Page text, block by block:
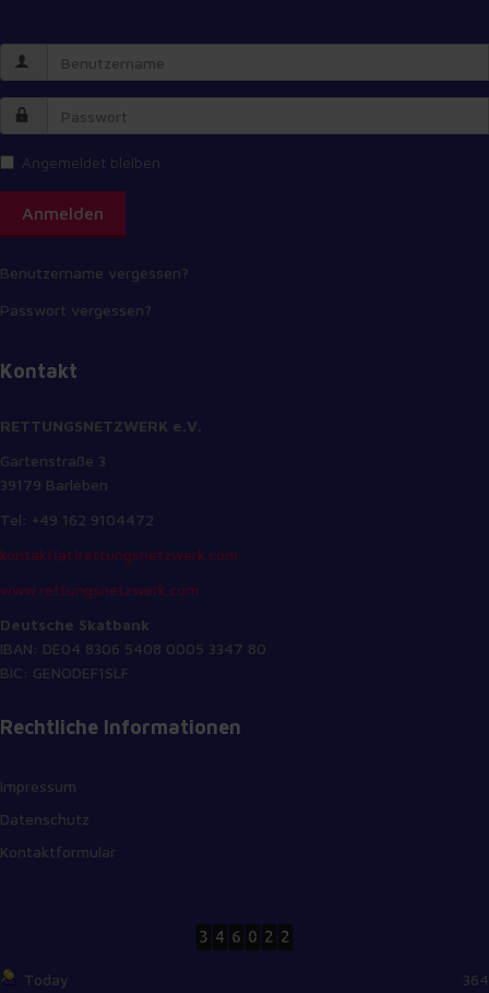
Angemeldet bleiben
Anmelden
Benutzername vergessen?
Passwort vergessen?
Kontakt
RETTUNGSNETZWERK e.V.
Gartenstraße 3
39179 Barleben
Tel: +49 162 9104472
kontakt(at)rettungsnetzwerk.com
www.rettungsnetzwerk.com
Deutsche Skatbank
IBAN: DE04 8306 5408 0005 3347 80
BIC: GENODEF1SLF
Rechtliche Informationen
Impressum
Datenschutz
Kontaktformular
Today
364